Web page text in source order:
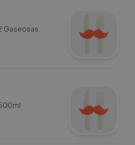
Gaseosas